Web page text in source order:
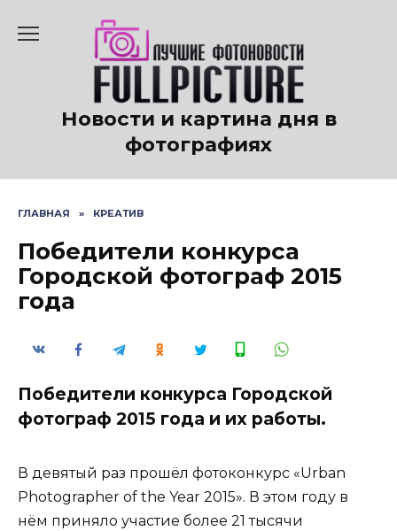
содержанию
Новости и картина дня в
фотографиях
ГЛАВНАЯ » КРЕАТИВ
Победители конкурса
Городской фотограф 2015
года
Победители конкурса Городской
фотограф 2015 года и их работы.
В девятый раз прошёл фотоконкурс «Urban
Photographer of the Year 2015». В этом году в
нём приняло участие более 21 тысячи